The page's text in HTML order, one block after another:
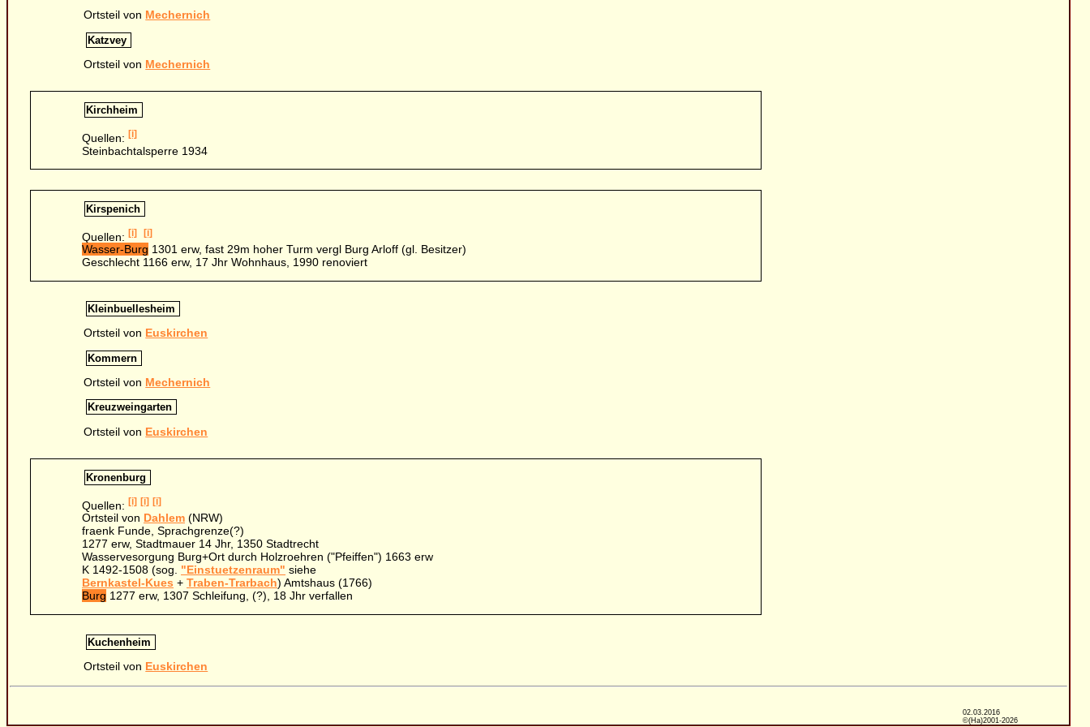
02.03.2016
©(Ha)2001-2026
Ortsteil von Mechernich
Katzvey
Ortsteil von Mechernich
Kirchheim
Quellen: [i]
Steinbachtalsperre 1934
Kirspenich
Quellen: [i] [i]
Wasser-Burg 1301 erw, fast 29m hoher Turm vergl Burg Arloff (gl. Besitzer)
Geschlecht 1166 erw, 17 Jhr Wohnhaus, 1990 renoviert
Kleinbuellesheim
Ortsteil von Euskirchen
Kommern
Ortsteil von Mechernich
Kreuzweingarten
Ortsteil von Euskirchen
Kronenburg
Quellen: [i] [i] [i]
Ortsteil von Dahlem (NRW)
fraenk Funde, Sprachgrenze(?)
1277 erw, Stadtmauer 14 Jhr, 1350 Stadtrecht
Wasservesorgung Burg+Ort durch Holzroehren ("Pfeiffen") 1663 erw
K 1492-1508 (sog. "Einstuetzenraum" siehe
Bernkastel-Kues + Traben-Trarbach) Amtshaus (1766)
Burg 1277 erw, 1307 Schleifung, (?), 18 Jhr verfallen
Kuchenheim
Ortsteil von Euskirchen